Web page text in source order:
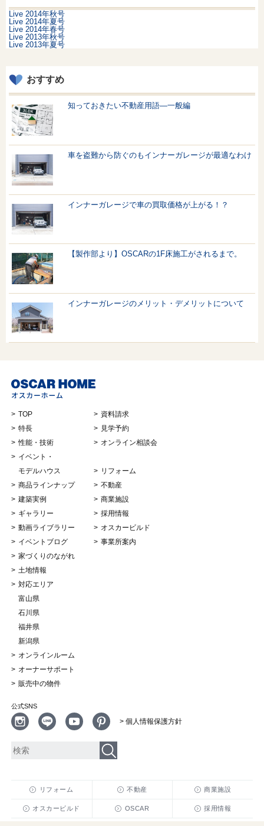
Live 2014年秋号
Live 2014年夏号
Live 2014年春号
Live 2013年秋号
Live 2013年夏号
おすすめ
知っておきたい不動産用語—一般編
車を盗難から防ぐのもインナーガレージが最適なわけ
インナーガレージで車の買取価格が上がる！？
【製作部より】OSCARの1F床施工がされるまで。
インナーガレージのメリット・デメリットについて
TOP
特長
性能・技術
イベント・
モデルハウス
商品ラインナップ
建築実例
ギャラリー
動画ライブラリー
イベントブログ
家づくりのながれ
土地情報
対応エリア
富山県
石川県
福井県
新潟県
オンラインルーム
オーナーサポート
販売中の物件
資料請求
見学予約
オンライン相談会
リフォーム
不動産
商業施設
採用情報
オスカービルド
事業所案内
公式SNS
> 個人情報保護方針
リフォーム 不動産 商業施設
オスカービルド OSCAR 採用情報